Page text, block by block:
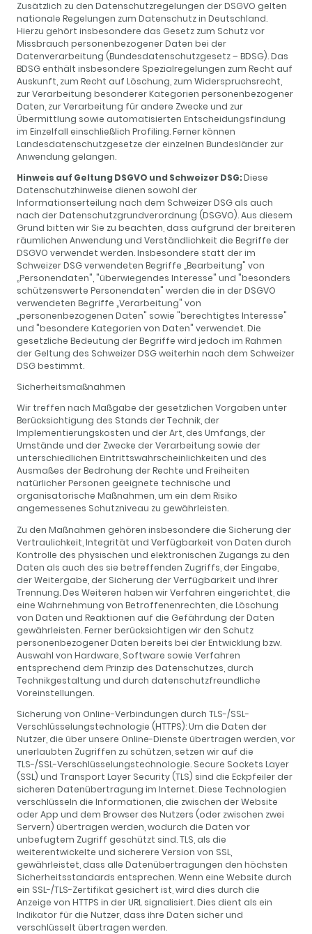
Zusätzlich zu den Datenschutzregelungen der DSGVO gelten
nationale Regelungen zum Datenschutz in Deutschland.
Hierzu gehört insbesondere das Gesetz zum Schutz vor
Missbrauch personenbezogener Daten bei der
Datenverarbeitung (Bundesdatenschutzgesetz – BDSG). Das
BDSG enthält insbesondere Spezialregelungen zum Recht auf
Auskunft, zum Recht auf Löschung, zum Widerspruchsrecht,
zur Verarbeitung besonderer Kategorien personenbezogener
Daten, zur Verarbeitung für andere Zwecke und zur
Übermittlung sowie automatisierten Entscheidungsfindung
im Einzelfall einschließlich Profiling. Ferner können
Landesdatenschutzgesetze der einzelnen Bundesländer zur
Anwendung gelangen.
Hinweis auf Geltung DSGVO und Schweizer DSG:Diese
Datenschutzhinweise dienen sowohl der
Informationserteilung nach dem Schweizer DSG als auch
nach der Datenschutzgrundverordnung (DSGVO). Aus diesem
Grund bitten wir Sie zu beachten, dass aufgrund der breiteren
räumlichen Anwendung und Verständlichkeit die Begriffe der
DSGVO verwendet werden. Insbesondere statt der im
Schweizer DSG verwendeten Begriffe „Bearbeitung" von
„Personendaten", "überwiegendes Interesse" und "besonders
schützenswerte Personendaten" werden die in der DSGVO
verwendeten Begriffe „Verarbeitung" von
„personenbezogenen Daten" sowie "berechtigtes Interesse"
und "besondere Kategorien von Daten" verwendet. Die
gesetzliche Bedeutung der Begriffe wird jedoch im Rahmen
der Geltung des Schweizer DSG weiterhin nach dem Schweizer
DSG bestimmt.
Sicherheitsmaßnahmen
Wir treffen nach Maßgabe der gesetzlichen Vorgaben unter
Berücksichtigung des Stands der Technik, der
Implementierungskosten und der Art, des Umfangs, der
Umstände und der Zwecke der Verarbeitung sowie der
unterschiedlichen Eintrittswahrscheinlichkeiten und des
Ausmaßes der Bedrohung der Rechte und Freiheiten
natürlicher Personen geeignete technische und
organisatorische Maßnahmen, um ein dem Risiko
angemessenes Schutzniveau zu gewährleisten.
Zu den Maßnahmen gehören insbesondere die Sicherung der
Vertraulichkeit, Integrität und Verfügbarkeit von Daten durch
Kontrolle des physischen und elektronischen Zugangs zu den
Daten als auch des sie betreffenden Zugriffs, der Eingabe,
der Weitergabe, der Sicherung der Verfügbarkeit und ihrer
Trennung. Des Weiteren haben wir Verfahren eingerichtet, die
eine Wahrnehmung von Betroffenenrechten, die Löschung
von Daten und Reaktionen auf die Gefährdung der Daten
gewährleisten. Ferner berücksichtigen wir den Schutz
personenbezogener Daten bereits bei der Entwicklung bzw.
Auswahl von Hardware, Software sowie Verfahren
entsprechend dem Prinzip des Datenschutzes, durch
Technikgestaltung und durch datenschutzfreundliche
Voreinstellungen.
Sicherung von Online-Verbindungen durch TLS-/SSL-
Verschlüsselungstechnologie (HTTPS): Um die Daten der
Nutzer, die über unsere Online-Dienste übertragen werden, vor
unerlaubten Zugriffen zu schützen, setzen wir auf die
TLS-/SSL-Verschlüsselungstechnologie. Secure Sockets Layer
(SSL) und Transport Layer Security (TLS) sind die Eckpfeiler der
sicheren Datenübertragung im Internet. Diese Technologien
verschlüsseln die Informationen, die zwischen der Website
oder App und dem Browser des Nutzers (oder zwischen zwei
Servern) übertragen werden, wodurch die Daten vor
unbefugtem Zugriff geschützt sind. TLS, als die
weiterentwickelte und sicherere Version von SSL,
gewährleistet, dass alle Datenübertragungen den höchsten
Sicherheitsstandards entsprechen. Wenn eine Website durch
ein SSL-/TLS-Zertifikat gesichert ist, wird dies durch die
Anzeige von HTTPS in der URL signalisiert. Dies dient als ein
Indikator für die Nutzer, dass ihre Daten sicher und
verschlüsselt übertragen werden.